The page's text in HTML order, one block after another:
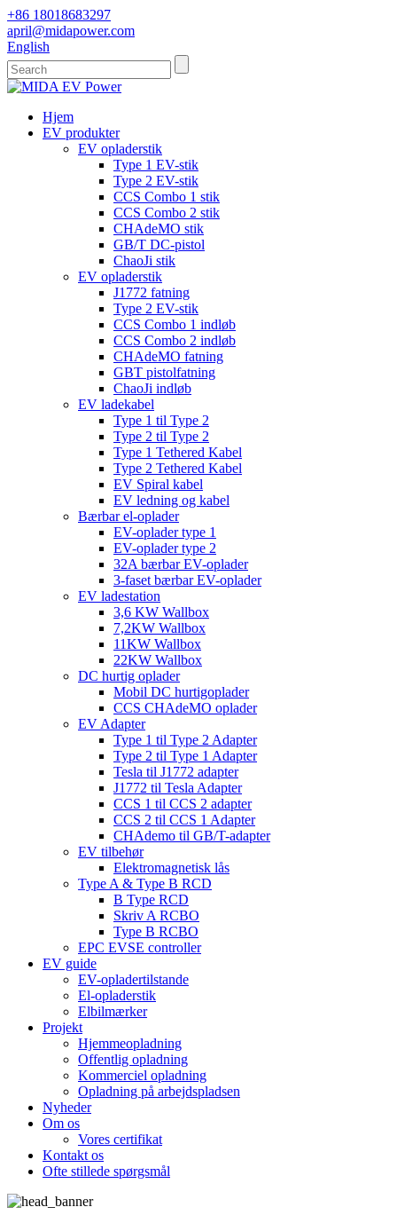
+86 18018683297
april@midapower.com
English
Hjem
EV produkter
EV opladerstik
Type 1 EV-stik
Type 2 EV-stik
CCS Combo 1 stik
CCS Combo 2 stik
CHAdeMO stik
GB/T DC-pistol
ChaoJi stik
EV opladerstik
J1772 fatning
Type 2 EV-stik
CCS Combo 1 indløb
CCS Combo 2 indløb
CHAdeMO fatning
GBT pistolfatning
ChaoJi indløb
EV ladekabel
Type 1 til Type 2
Type 2 til Type 2
Type 1 Tethered Kabel
Type 2 Tethered Kabel
EV Spiral kabel
EV ledning og kabel
Bærbar el-oplader
EV-oplader type 1
EV-oplader type 2
32A bærbar EV-oplader
3-faset bærbar EV-oplader
EV ladestation
3,6 KW Wallbox
7,2KW Wallbox
11KW Wallbox
22KW Wallbox
DC hurtig oplader
Mobil DC hurtigoplader
CCS CHAdeMO oplader
EV Adapter
Type 1 til Type 2 Adapter
Type 2 til Type 1 Adapter
Tesla til J1772 adapter
J1772 til Tesla Adapter
CCS 1 til CCS 2 adapter
CCS 2 til CCS 1 Adapter
CHAdemo til GB/T-adapter
EV tilbehør
Elektromagnetisk lås
Type A & Type B RCD
B Type RCD
Skriv A RCBO
Type B RCBO
EPC EVSE controller
EV guide
EV-opladertilstande
El-opladerstik
Elbilmærker
Projekt
Hjemmeopladning
Offentlig opladning
Kommerciel opladning
Opladning på arbejdspladsen
Nyheder
Om os
Vores certifikat
Kontakt os
Ofte stillede spørgsmål